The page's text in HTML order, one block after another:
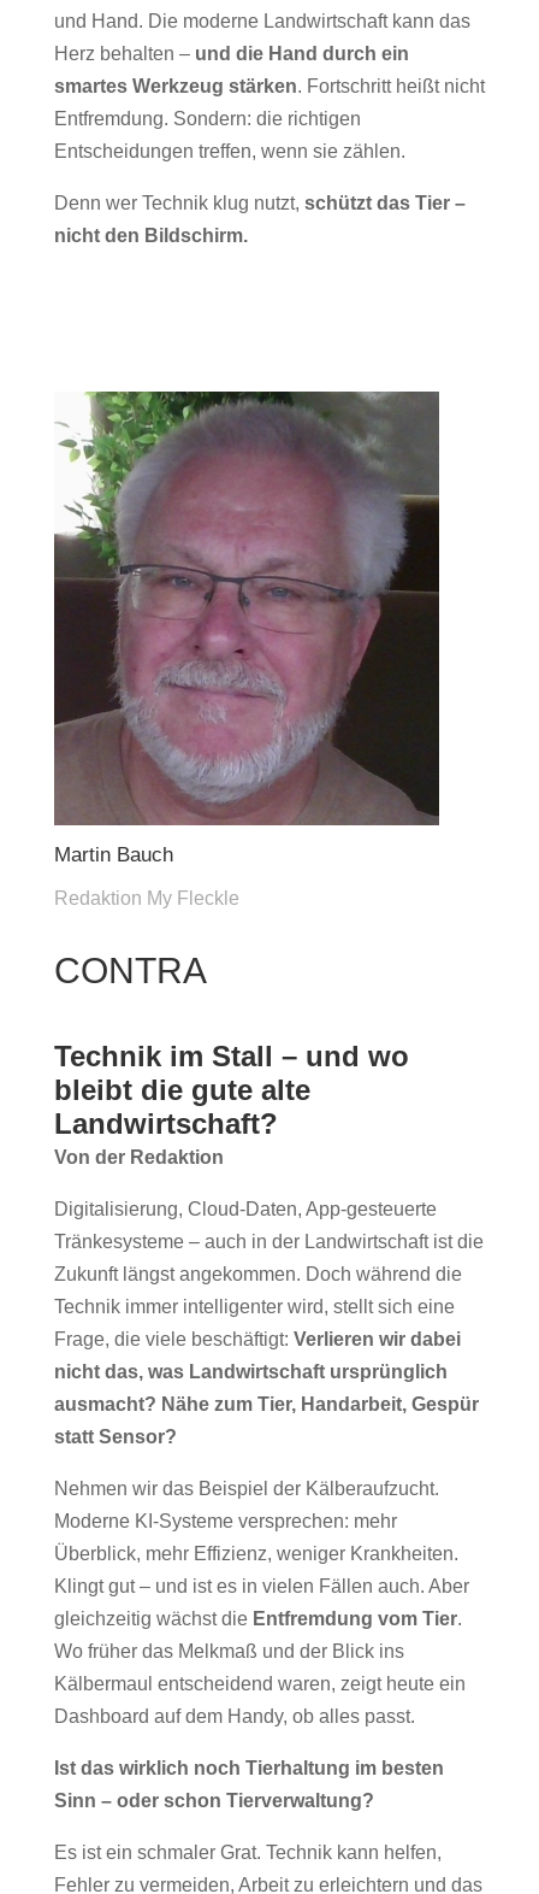
und Hand. Die moderne Landwirtschaft kann das
Herz behalten – und die Hand durch ein
smartes Werkzeug stärken. Fortschritt heißt nicht
Entfremdung. Sondern: die richtigen
Entscheidungen treffen, wenn sie zählen.
Denn wer Technik klug nutzt, schützt das Tier –
nicht den Bildschirm.
Martin Bauch
Redaktion My Fleckle
CONTRA
Technik im Stall – und wo
bleibt die gute alte
Landwirtschaft?
Von der Redaktion
Digitalisierung, Cloud-Daten, App-gesteuerte
Tränkesysteme – auch in der Landwirtschaft ist die
Zukunft längst angekommen. Doch während die
Technik immer intelligenter wird, stellt sich eine
Frage, die viele beschäftigt: Verlieren wir dabei
nicht das, was Landwirtschaft ursprünglich
ausmacht? Nähe zum Tier, Handarbeit, Gespür
statt Sensor?
Nehmen wir das Beispiel der Kälberaufzucht.
Moderne KI-Systeme versprechen: mehr
Überblick, mehr Effizienz, weniger Krankheiten.
Klingt gut – und ist es in vielen Fällen auch. Aber
gleichzeitig wächst die Entfremdung vom Tier.
Wo früher das Melkmaß und der Blick ins
Kälbermaul entscheidend waren, zeigt heute ein
Dashboard auf dem Handy, ob alles passt.
Ist das wirklich noch Tierhaltung im besten
Sinn – oder schon Tierverwaltung?
Es ist ein schmaler Grat. Technik kann helfen,
Fehler zu vermeiden, Arbeit zu erleichtern und das